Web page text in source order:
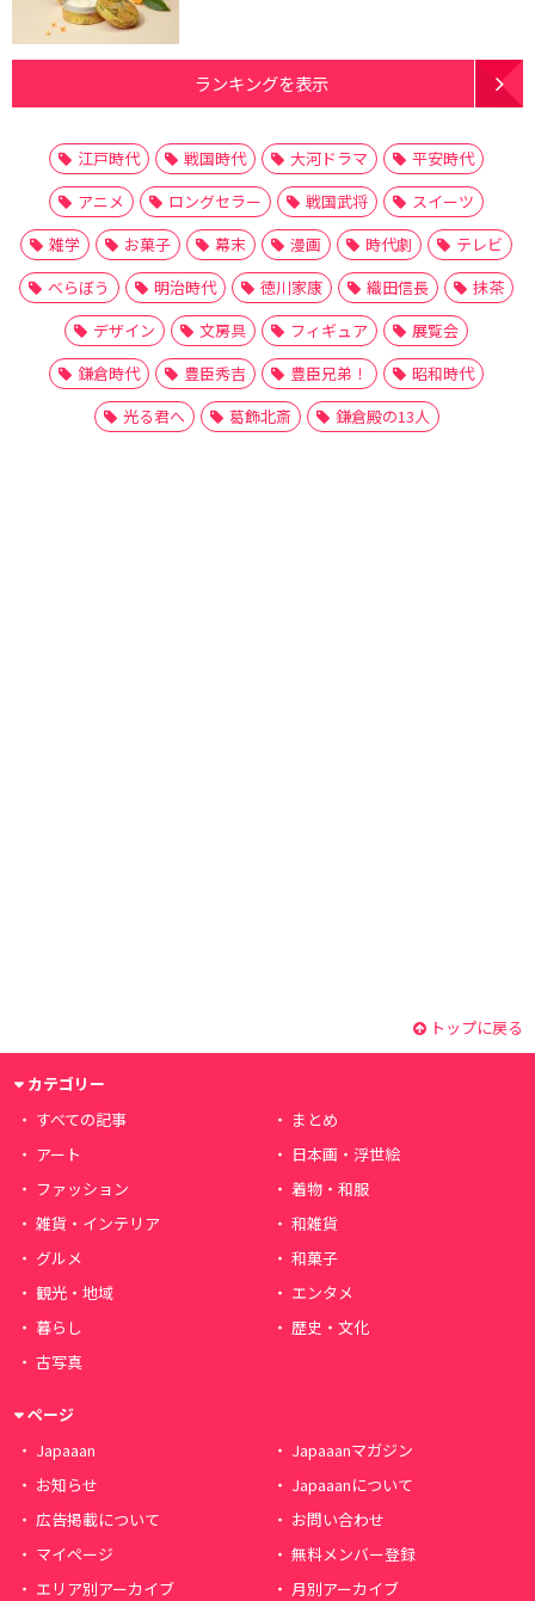
ランキングを表示
江戸時代 戦国時代 大河ドラマ
平安時代
アニメ
ロングセラー 戦国武将
スイーツ
雑学
お菓子 幕末 漫画 時代劇
テレビ
べらぼう
明治時代 徳川家康 織田信長
抹茶
デザイン
文房具 フィギュア
展覧会
鎌倉時代
豊臣秀吉 豊臣兄弟！
昭和時代
光る君へ
葛飾北斎 鎌倉殿の13人
トップに戻る
カテゴリー
すべての記事
まとめ
アート
日本画・浮世絵
ファッション
着物・和服
雑貨・インテリア
和雑貨
グルメ
和菓子
観光・地域
エンタメ
暮らし
歴史・文化
古写真
ページ
Japaaan
Japaaanマガジン
お知らせ
Japaaanについて
広告掲載について
お問い合わせ
マイページ
無料メンバー登録
エリア別アーカイブ
月別アーカイブ